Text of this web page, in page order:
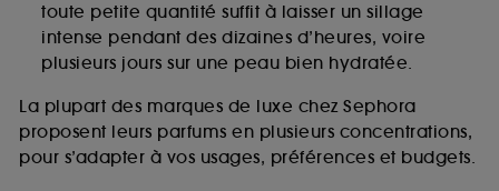
toute petite quantité suffit à laisser un sillage
intense pendant des dizaines d’heures, voire
plusieurs jours sur une peau bien hydratée.
La plupart des marques de luxe chez Sephora
proposent leurs parfums en plusieurs concentrations,
pour s’adapter à vos usages, préférences et budgets.